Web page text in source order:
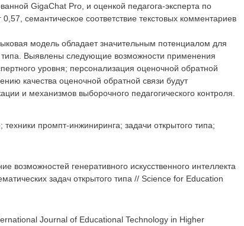
GigaChat Pro, и оценкой педагога-эксперта по
семантическое соответствие текстовых комментариев
модель обладает значительным потенциалом для
типа. Выявлены следующие возможности применения
уровня; персонализация оценочной обратной
качества оценочной обратной связи будут
и механизмов выборочного педагогического контроля.
промпт-инжиниринга; задачи открытого типа;
генеративного искусственного интеллекта
задач открытого типа // Science for Education
Journal of Educational Technology in Higher